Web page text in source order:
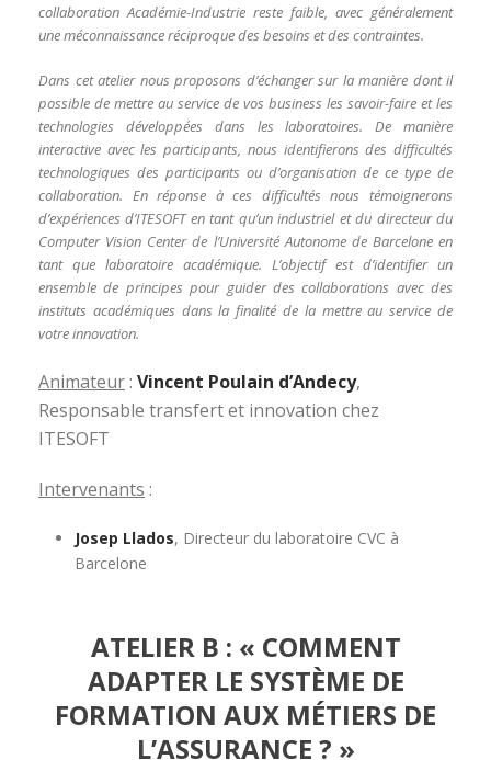
collaboration Académie-Industrie reste faible, avec généralement
une méconnaissance réciproque des besoins et des contraintes.
Dans cet atelier nous proposons d’échanger sur la manière dont il
possible de mettre au service de vos business les savoir-faire et les
technologies développées dans les laboratoires. De manière
interactive avec les participants, nous identifierons des difficultés
technologiques des participants ou d’organisation de ce type de
collaboration. En réponse à ces difficultés nous témoignerons
d’expériences d’ITESOFT en tant qu’un industriel et du directeur du
Computer Vision Center de l’Université Autonome de Barcelone en
tant que laboratoire académique. L’objectif est d’identifier un
ensemble de principes pour guider des collaborations avec des
instituts académiques dans la finalité de la mettre au service de
votre innovation.
Animateur: Vincent Poulain d’Andecy,
Responsable transfert et innovation chez
ITESOFT
Intervenants :
Josep Llados, Directeur du laboratoire CVC à
Barcelone
ATELIER B : « COMMENT
ADAPTER LE SYSTÈME DE
FORMATION AUX MÉTIERS DE
L’ASSURANCE ? »